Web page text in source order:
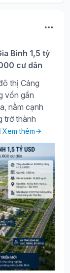
Bình 1,5 tỷ
cư dân
thị Cảng
vốn gần
nằm cạnh
trở thành
Xem thêm